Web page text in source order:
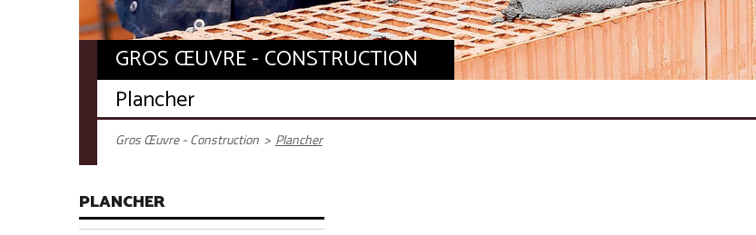
GROS ŒUVRE - CONSTRUCTION
Plancher
Gros Œuvre - Construction > Plancher
PLANCHER